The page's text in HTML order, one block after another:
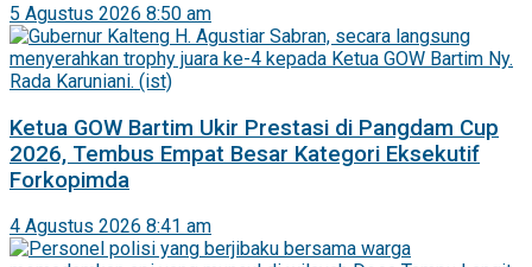
5 Agustus 2026 8:50 am
Ketua GOW Bartim Ukir Prestasi di Pangdam Cup
2026, Tembus Empat Besar Kategori Eksekutif
Forkopimda
4 Agustus 2026 8:41 am